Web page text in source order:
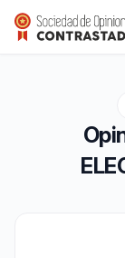
ELECTRONICA
Calificación10,0/10